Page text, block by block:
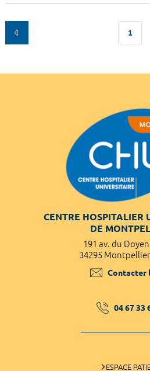
1
CENTRE HOSPITALIER
DE
191 av. du
34295
Contacter
04 67 33
ESPACE